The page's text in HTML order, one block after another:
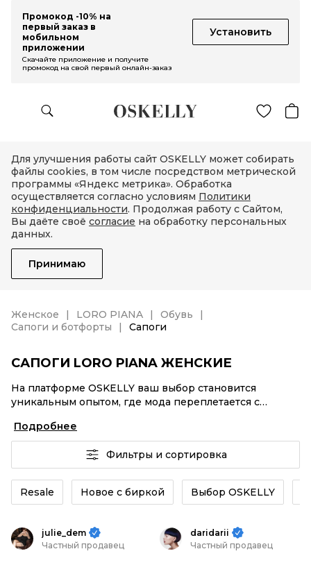
Промокод -10% на
первый заказ в
мобильном
приложении
Установить
Скачайте приложение и получите
промокод на свой первый онлайн-заказ
Для улучшения работы сайт OSKELLY может собирать
файлы cookies, в том числе посредством метрической
программы «Яндекс метрика». Обработка
осуществляется согласно условиям Политики
конфиденциальности. Продолжая работу с Сайтом,
Вы даёте своё согласие на обработку персональных
данных.
Принимаю
Женское LORO PIANA
Обувь
Сапоги и ботфорты
Сапоги
САПОГИ LORO PIANA ЖЕНСКИЕ
На платформе OSKELLY ваш выбор становится
уникальным опытом, где мода переплетается с
аутентификация каждого заказа – Сапоги LORO
PIANA женские от селлеров OSKELLY с быстрой
доставкой по России. Ваш стиль не ждет, и мы тоже!
Винтажные изделия или Сапоги LORO PIANA
женские из новых коллекций – заказывайте на сайте
или в приложении OSKELLY с целой экосистемой
Подробнее
Фильтры и сортировка
Resale Новое с биркой Выбор OSKELLY
julie_dem
Частный продавец
daridarii
Частный продавец